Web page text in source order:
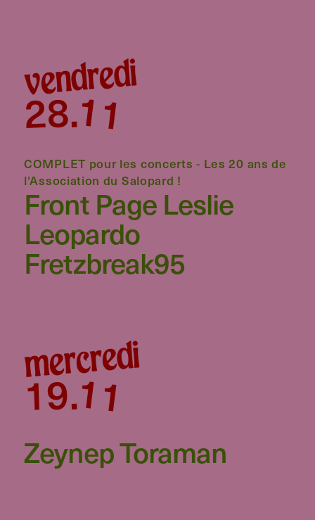
vendredi
11
.
28
COMPLET pour les concerts - Les 20 ans de
l'Association du Salopard !
Front Page Leslie
Leopardo
Fretzbreak95
mercredi
11
.
19
Zeynep Toraman